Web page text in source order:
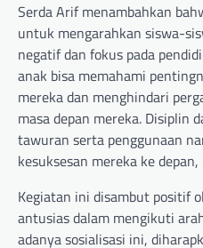
Serda Arif menambahkan
untuk mengarahkan siswa-
negatif dan fokus pada
anak bisa memahami
mereka dan menghindari
masa depan mereka. Disiplin
tawuran serta penggunaan
kesuksesan mereka ke
Kegiatan ini disambut positif
antusias dalam mengikuti
adanya sosialisasi ini,